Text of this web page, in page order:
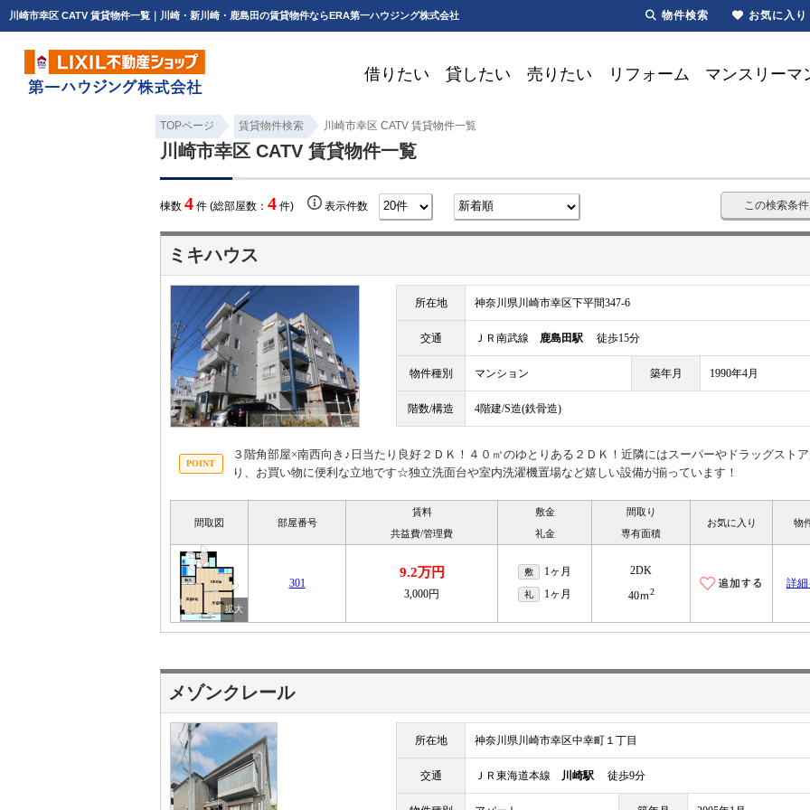
川崎市幸区 CATV 賃貸物件一覧｜川崎・新川崎・鹿島田の賃貸物件ならERA第一ハウジング株式会社
借りたい 貸したい 売りたい リフォーム マンスリーマ
TOPページ 賃貸物件検索 川崎市幸区 CATV 賃貸物件一覧
川崎市幸区 CATV 賃貸物件一覧
棟数 4 件 (総部屋数： 4 件) 表示件数 この検索条
ミキハウス
所在地 神奈川県川崎市幸区下平間347-6
交通 ＪＲ南武線 鹿島田駅 徒歩15分
物件種別 マンション 築年月 1990年4月
階数/構造 4階建/S造(鉄骨造)
３階角部屋×南西向き♪日当たり良好２ＤＫ！４０㎡のゆとりある２ＤＫ！近隣にはスーパーやドラッグスト
り、お買い物に便利な立地です☆独立洗面台や室内洗濯機置場など嬉しい設備が揃っています！
間取図 部屋番号
賃料
共益費/管理費
敷金
礼金
間取り
専有面積
お気に入り 物
301
9.2万円
3,000円
敷 1ヶ月
礼 1ヶ月
2DK
40ｍ2
詳
メゾンクレール
所在地 神奈川県川崎市幸区中幸町１丁目
交通 ＪＲ東海道本線 川崎駅 徒歩9分
物件検索 お気に入り